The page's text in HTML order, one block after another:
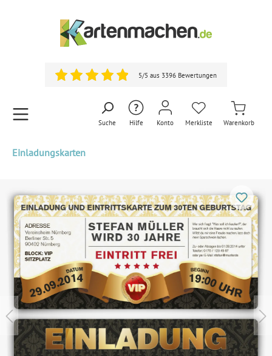
5/5 aus 3396 Bewertungen
Suche Hilfe Konto Merkliste Warenkorb
Einladungskarten